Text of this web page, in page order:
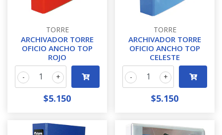
TORRE
ARCHIVADOR TORRE
OFICIO ANCHO TOP
ROJO
+
-
$5.150
TORRE
ARCHIVADOR TORRE
OFICIO ANCHO TOP
CELESTE
+
-
$5.150